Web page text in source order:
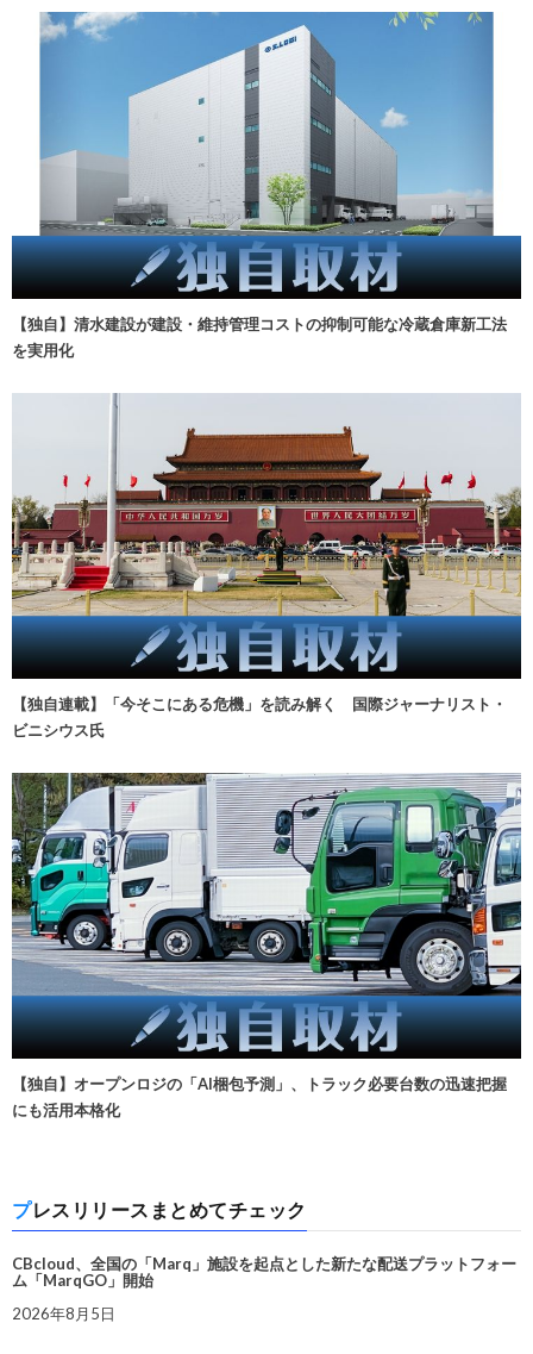
【独自】清水建設が建設・維持管理コストの抑制可能な冷蔵倉庫新工法
を実用化
【独自連載】「今そこにある危機」を読み解く 国際ジャーナリスト・
ビニシウス氏
【独自】オープンロジの「AI梱包予測」、トラック必要台数の迅速把握
にも活用本格化
プレスリリースまとめてチェック
CBcloud、全国の「Marq」施設を起点とした新たな配送プラットフォー
ム「MarqGO」開始
2026年8月5日